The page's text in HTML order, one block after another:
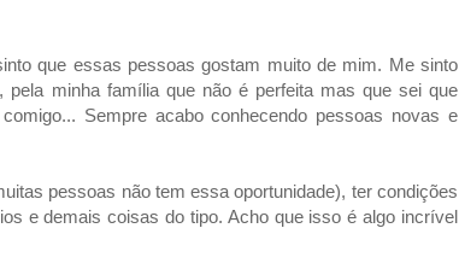
que essas pessoas gostam muito de mim. Me sinto
minha família que não é perfeita mas que sei que
Sempre acabo conhecendo pessoas novas e
pessoas não tem essa oportunidade), ter condições
e demais coisas do tipo. Acho que isso é algo incrível